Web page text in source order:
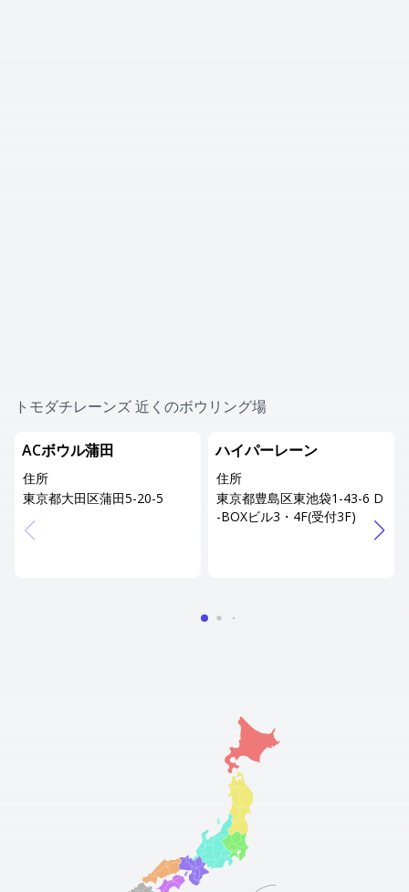
トモダチレーンズ 近くのボウリング場
ACボウル蒲田
住所
東京都大田区蒲田5-20-5
ハイパーレーン
住所
東京都豊島区東池袋1-43-6 D
-BOXビル3・4F(受付3F)